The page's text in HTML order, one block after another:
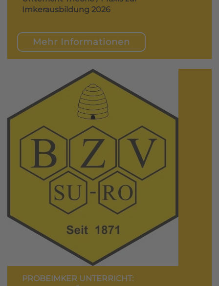
Imkerausbildung 2026
Mehr Informationen
PROBEIMKER UNTERRICHT: